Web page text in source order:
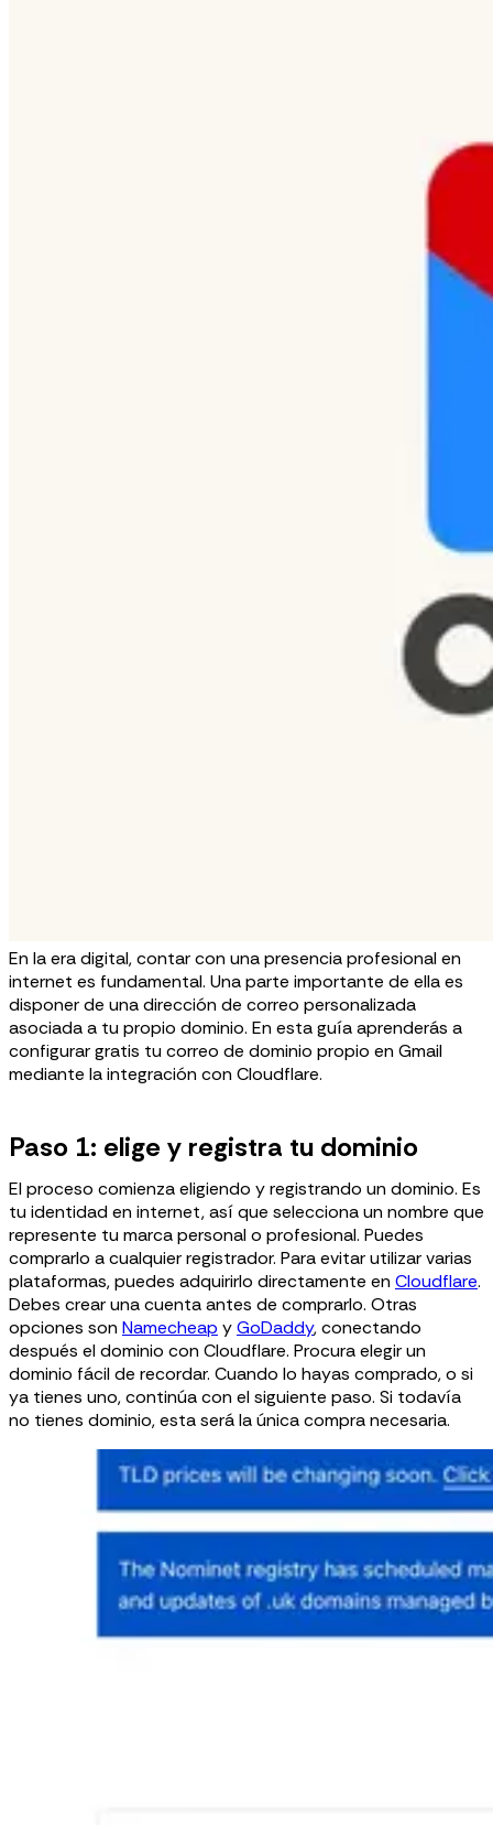
En la era digital, contar con una presencia profesional en
internet es fundamental. Una parte importante de ella es
disponer de una dirección de correo personalizada
asociada a tu propio dominio. En esta guía aprenderás a
configurar gratis tu correo de dominio propio en Gmail
mediante la integración con Cloudflare.
Paso 1: elige y registra tu dominio
El proceso comienza eligiendo y registrando un dominio. Es
tu identidad en internet, así que selecciona un nombre que
represente tu marca personal o profesional. Puedes
comprarlo a cualquier registrador. Para evitar utilizar varias
plataformas, puedes adquirirlo directamente en Cloudflare.
Debes crear una cuenta antes de comprarlo. Otras
opciones son Namecheap yGoDaddy, conectando
después el dominio con Cloudflare. Procura elegir un
dominio fácil de recordar. Cuando lo hayas comprado, o si
ya tienes uno, continúa con el siguiente paso. Si todavía
no tienes dominio, esta será la única compra necesaria.